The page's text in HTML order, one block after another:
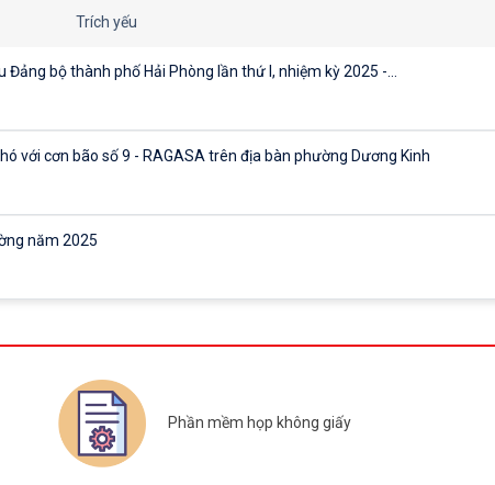
Trích yếu
bộ thành phố Hải Phòng lần thứ I, nhiệm kỳ 2025 -...
với cơn bão số 9 - RAGASA trên địa bàn phường Dương Kinh
năm 2025
năm 2025
năm 2025
Phần mềm họp không giấy